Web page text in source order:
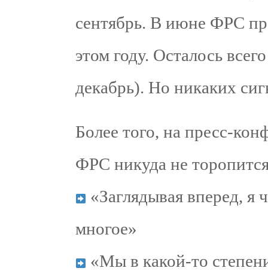
сентябрь. В июне ФРС
этом году. Осталось
декабрь). Но никаких
Более того, на пресс-
ФРС никуда не
«Заглядывая вперед, я
многое»
«Мы в какой-то